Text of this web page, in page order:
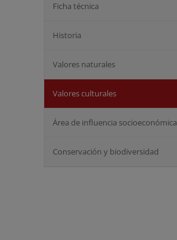
Ficha técnica
Historia
Valores naturales
Valores culturales
Área de influencia socioeconómica
Conservación y biodiversidad